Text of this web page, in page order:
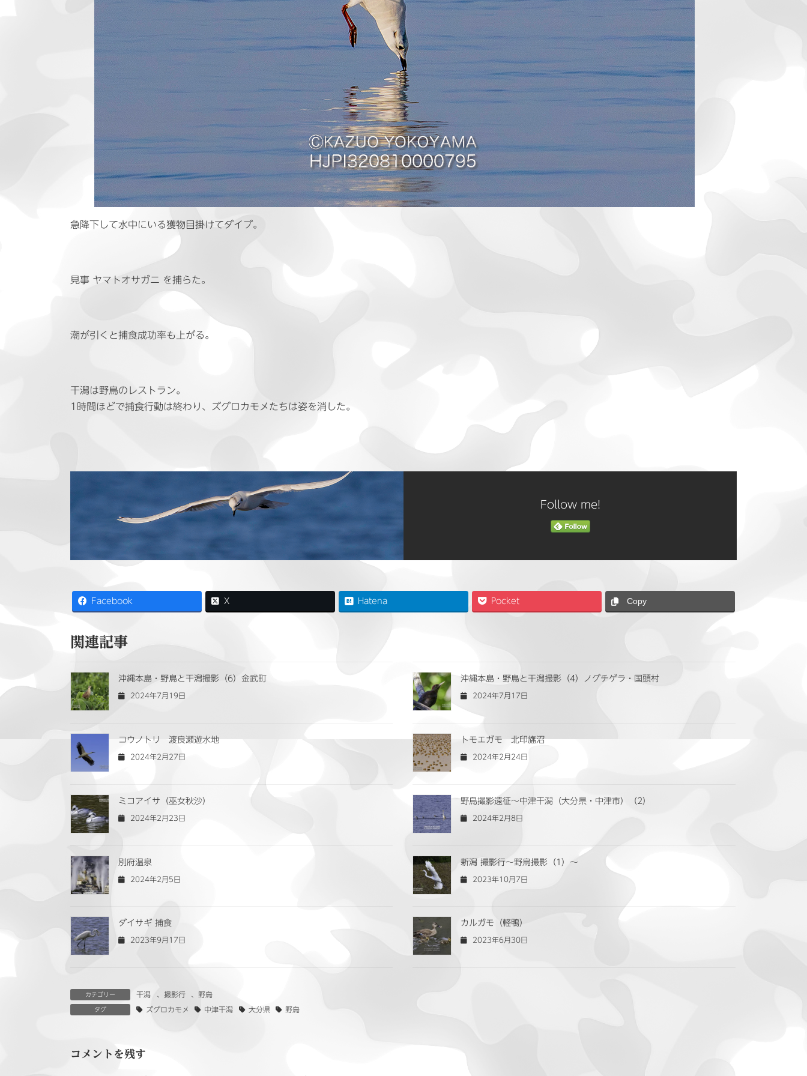
急降下して水中にいる獲物目掛けてダイブ。
見事 ヤマトオサガニ を捕らた。
潮が引くと捕食成功率も上がる。
干潟は野鳥のレストラン。
1時間ほどで捕食行動は終わり、ズグロカモメたちは姿を消した。
Follow me!
Facebook X Hatena Pocket Copy
関連記事
沖縄本島・野鳥と干潟撮影（6）金武町
2024年7月19日
沖縄本島・野鳥と干潟撮影（4）ノグチゲラ・国頭村
2024年7月17日
コウノトリ 渡良瀬遊水地
2024年2月27日
トモエガモ 北印旛沼
2024年2月24日
ミコアイサ（巫女秋沙）
2024年2月23日
野鳥撮影遠征〜中津干潟（大分県・中津市）（2）
2024年2月8日
別府温泉
2024年2月5日
新潟 撮影行〜野鳥撮影（1）〜
2023年10月7日
ダイサギ 捕食
2023年9月17日
カルガモ（軽鴨）
2023年6月30日
カテゴリー 干潟 、 撮影行 、 野鳥
タグ ズグロカモメ 中津干潟 大分県 野鳥
コメントを残す